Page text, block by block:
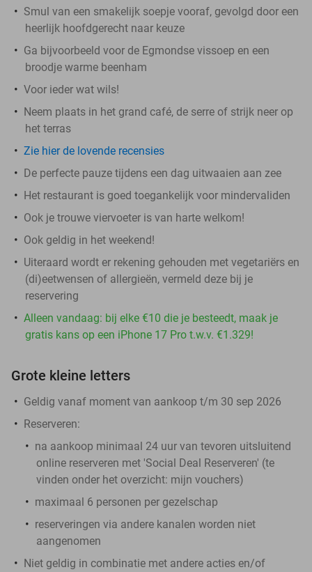
Smul van een smakelijk soepje vooraf, gevolgd door een
heerlijk hoofdgerecht naar keuze
Ga bijvoorbeeld voor de Egmondse vissoep en een
broodje warme beenham
Voor ieder wat wils!
Neem plaats in het grand café, de serre of strijk neer op
het terras
Zie hier de lovende recensies
De perfecte pauze tijdens een dag uitwaaien aan zee
Het restaurant is goed toegankelijk voor mindervaliden
Ook je trouwe viervoeter is van harte welkom!
Ook geldig in het weekend!
Uiteraard wordt er rekening gehouden met vegetariërs en
(di)eetwensen of allergieën, vermeld deze bij je
reservering
Alleen vandaag: bij elke €10 die je besteedt, maak je
gratis kans op een iPhone 17 Pro t.w.v. €1.329!
Grote kleine letters
Geldig vanaf moment van aankoop t/m 30 sep 2026
Reserveren:
na aankoop minimaal 24 uur van tevoren uitsluitend
online reserveren met 'Social Deal Reserveren' (te
vinden onder het overzicht: mijn vouchers)
maximaal 6 personen per gezelschap
reserveringen via andere kanalen worden niet
aangenomen
Niet geldig in combinatie met andere acties en/of